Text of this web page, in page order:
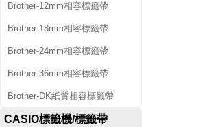
Brother-12mm相容標籤帶
Brother-18mm相容標籤帶
Brother-24mm相容標籤帶
Brother-36mm相容標籤帶
Brother-DK紙質相容標籤帶
CASIO標籤機/標籤帶